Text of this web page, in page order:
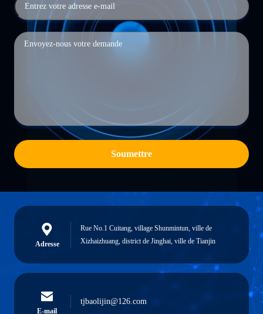
Soumettre
Adresse
Rue No.1 Cuitang, village Shunmintun, ville de
Xizhaizhuang, district de Jinghai, ville de Tianjin
E-mail
tjbaolijin@126.com